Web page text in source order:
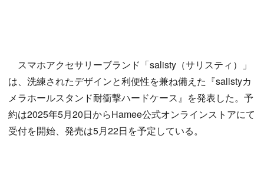
スマホアクセサリーブランド「salisty（サリスティ）」
は、洗練されたデザインと利便性を兼ね備えた『salistyカ
メラホールスタンド耐衝撃ハードケース』を発表した。予
約は2025年5月20日からHamee公式オンラインストアにて
受付を開始、発売は5月22日を予定している。